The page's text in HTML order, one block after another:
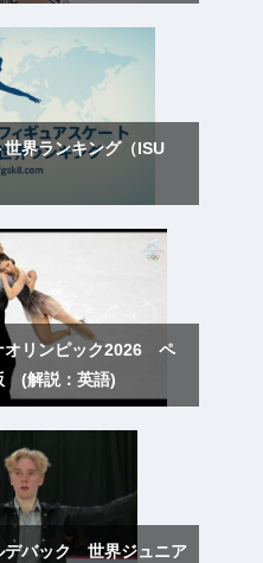
界ランキング（ISU
オリンピック2026 ペ
(解説：英語)
デバック 世界ジュニア